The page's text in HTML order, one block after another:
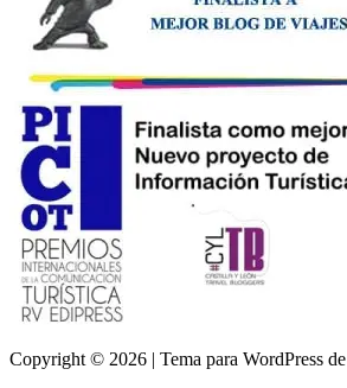
Copyright © 2026 | Tema para WordPress de